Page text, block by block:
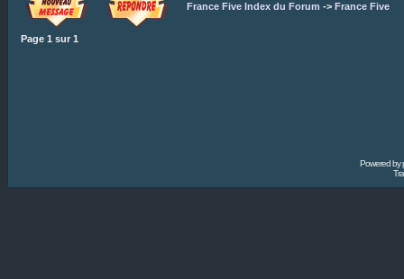
France Five Index du Forum -> France Five
Page 1 sur 1
Powered by